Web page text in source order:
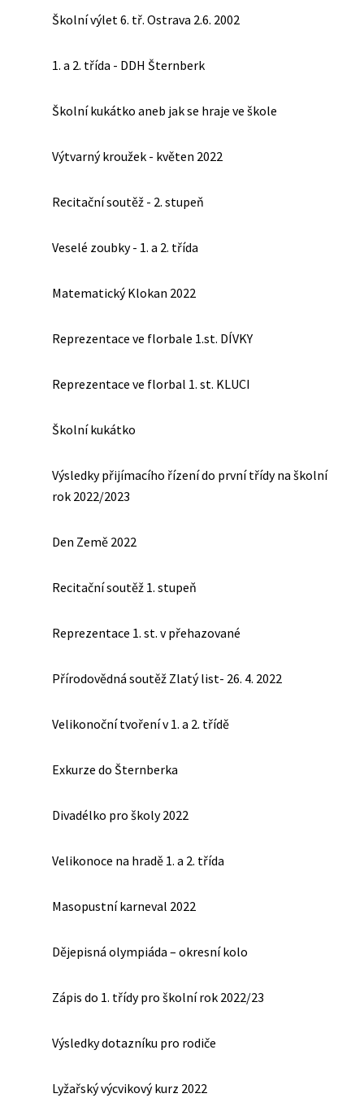
Školní výlet 6. tř. Ostrava 2.6. 2002
1. a 2. třída - DDH Šternberk
Školní kukátko aneb jak se hraje ve škole
Výtvarný kroužek - květen 2022
Recitační soutěž - 2. stupeň
Veselé zoubky - 1. a 2. třída
Matematický Klokan 2022
Reprezentace ve florbale 1.st. DÍVKY
Reprezentace ve florbal 1. st. KLUCI
Školní kukátko
Výsledky přijímacího řízení do první třídy na školní
rok 2022/2023
Den Země 2022
Recitační soutěž 1. stupeň
Reprezentace 1. st. v přehazované
Přírodovědná soutěž Zlatý list- 26. 4. 2022
Velikonoční tvoření v 1. a 2. třídě
Exkurze do Šternberka
Divadélko pro školy 2022
Velikonoce na hradě 1. a 2. třída
Masopustní karneval 2022
Dějepisná olympiáda – okresní kolo
Zápis do 1. třídy pro školní rok 2022/23
Výsledky dotazníku pro rodiče
Lyžařský výcvikový kurz 2022